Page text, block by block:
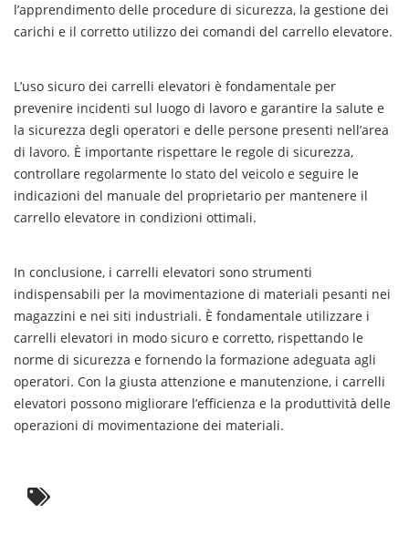
l’apprendimento delle procedure di sicurezza, la gestione dei
carichi e il corretto utilizzo dei comandi del carrello elevatore.
L’uso sicuro dei carrelli elevatori è fondamentale per
prevenire incidenti sul luogo di lavoro e garantire la salute e
la sicurezza degli operatori e delle persone presenti nell’area
di lavoro. È importante rispettare le regole di sicurezza,
controllare regolarmente lo stato del veicolo e seguire le
indicazioni del manuale del proprietario per mantenere il
carrello elevatore in condizioni ottimali.
In conclusione, i carrelli elevatori sono strumenti
indispensabili per la movimentazione di materiali pesanti nei
magazzini e nei siti industriali. È fondamentale utilizzare i
carrelli elevatori in modo sicuro e corretto, rispettando le
norme di sicurezza e fornendo la formazione adeguata agli
operatori. Con la giusta attenzione e manutenzione, i carrelli
elevatori possono migliorare l’efficienza e la produttività delle
operazioni di movimentazione dei materiali.